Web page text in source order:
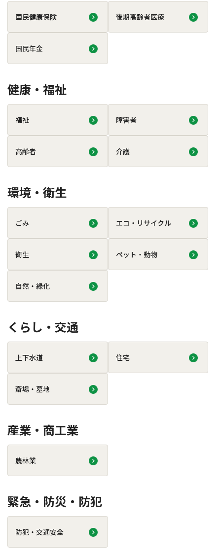
国民健康保険 後期高齢者医療
国民年金
健康・福祉
福祉 障害者
高齢者 介護
環境・衛生
ごみ エコ・リサイクル
衛生 ペット・動物
自然・緑化
くらし・交通
上下水道 住宅
斎場・墓地
産業・商工業
農林業
緊急・防災・防犯
防犯・交通安全